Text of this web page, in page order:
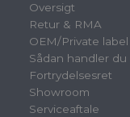
Oversigt
Retur & RMA
OEM/Private
Sådan handler du
Fortrydelsesret
Showroom
Serviceaftale